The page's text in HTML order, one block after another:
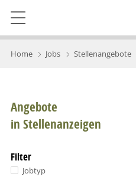
Home Jobs Stellenangebote
Angebote
in Stellenanzeigen
Filter
Jobtyp